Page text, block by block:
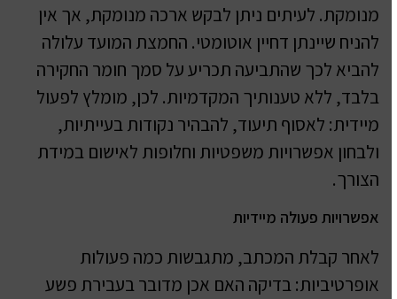
מנומקת. לעיתים ניתן לבקש ארכה מנומקת, אך אין
להניח שיינתן דחיין אוטומטי. החמצת המועד עלולה
להביא לכך שהתביעה תכריע על סמך חומר החקירה
בלבד, ללא טענותיך המקדמיות. לכן, מומלץ לפעול
מיידית: לאסוף תיעוד, להבהיר נקודות בעייתיות,
ולבחון אפשרויות משפטיות וחלופות לאישום במידת
הצורך.
אפשרויות פעולה מיידיות
לאחר קבלת המכתב, מתגבשות כמה פעולות
אופרטיביות: בדיקה האם אכן מדובר בעבירת פשע